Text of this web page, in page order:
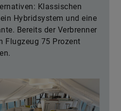
Klassischen
Hybridsystem und eine
Bereits der Verbrenner
Flugzeug 75 Prozent